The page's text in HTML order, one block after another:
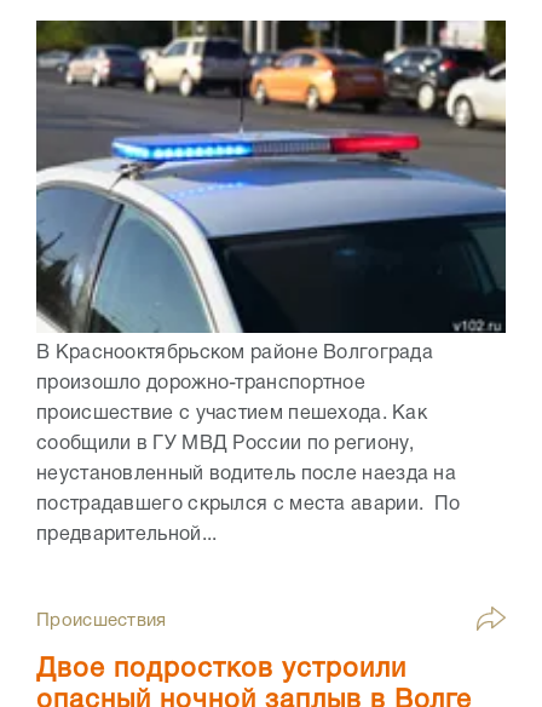
В Краснооктябрьском районе Волгограда
произошло дорожно-транспортное
происшествие с участием пешехода. Как
сообщили в ГУ МВД России по региону,
неустановленный водитель после наезда на
пострадавшего скрылся с места аварии. По
предварительной...
Происшествия
Двое подростков устроили
опасный ночной заплыв в Волге